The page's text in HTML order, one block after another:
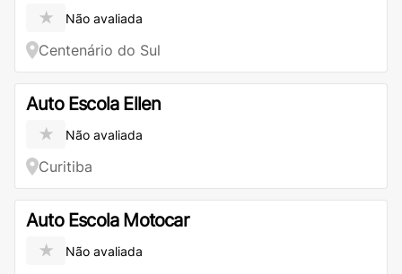
★ Não avaliada
Centenário do Sul
Auto Escola Ellen
★ Não avaliada
Curitiba
Auto Escola Motocar
★ Não avaliada